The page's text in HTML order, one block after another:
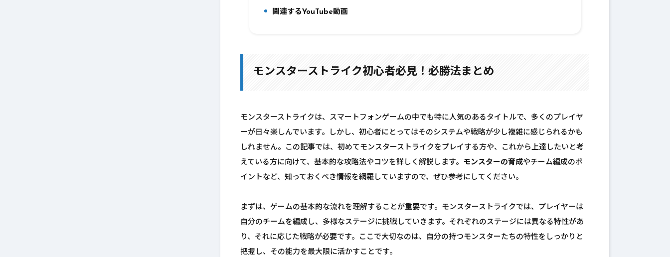
11.
関連するYouTube動画
モンスターストライク初心者必見！必勝法まとめ
モンスターストライクは、スマートフォンゲームの中でも特に人気のあるタイトルで、多くのプレイヤ
ーが日々楽しんでいます。しかし、初心者にとってはそのシステムや戦略が少し複雑に感じられるかも
しれません。この記事では、初めてモンスターストライクをプレイする方や、これから上達したいと考
えている方に向けて、基本的な攻略法やコツを詳しく解説します。 モンスターの育成やチーム編成のポ
イントなど、知っておくべき情報を網羅していますので、ぜひ参考にしてください。
まずは、ゲームの基本的な流れを理解することが重要です。モンスターストライクでは、プレイヤーは
自分のチームを編成し、多様なステージに挑戦していきます。それぞれのステージには異なる特性があ
り、それに応じた戦略が必要です。ここで大切なのは、自分の持つモンスターたちの特性をしっかりと
把握し、その能力を最大限に活かすことです。